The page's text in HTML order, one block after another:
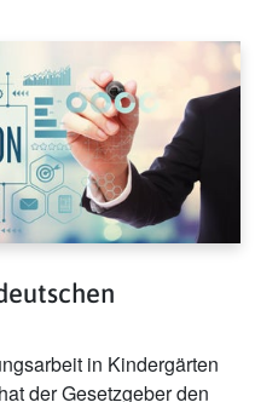
in Kindergärten
der Gesetzgeber den